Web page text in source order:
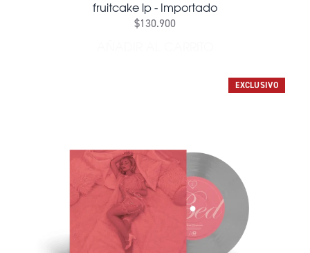
fruitcake lp - Importado
$130.900
EXCLUSIVO